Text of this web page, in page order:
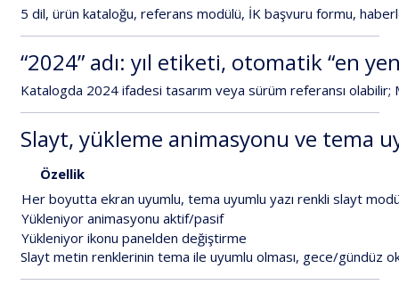
5 dil, ürün kataloğu, referans modülü, İK başvuru formu,
“2024” adı: yıl etiketi, otomatik“en
Katalogda 2024 ifadesi tasarım veya sürüm referansı olabilir;
Slayt, yükleme animasyonu ve tema
Özellik
Her boyutta ekran uyumlu, tema uyumlu yazı renkli slayt
Yükleniyor animasyonu aktif/pasif
Yükleniyor ikonu panelden değiştirme
Slayt metin renklerinin tema ile uyumlu olması, gece/gündüz